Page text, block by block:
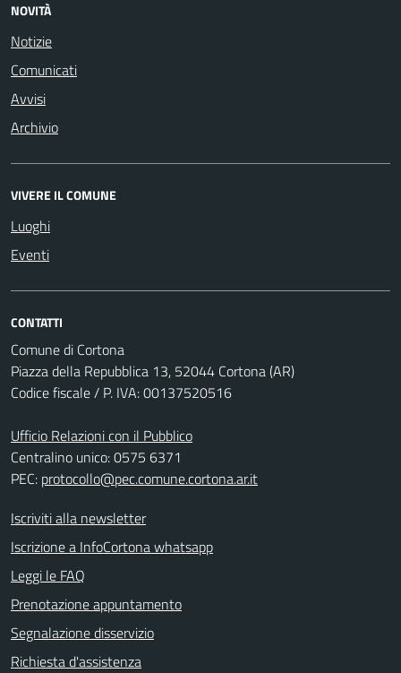
NOVITÀ
Notizie
Comunicati
Avvisi
Archivio
VIVERE IL COMUNE
Luoghi
Eventi
CONTATTI
Comune di Cortona
Piazza della Repubblica 13, 52044 Cortona (AR)
Codice fiscale / P. IVA: 00137520516
Ufficio Relazioni con il Pubblico
Centralino unico: 0575 6371
PEC: protocollo@pec.comune.cortona.ar.it
Iscriviti alla newsletter
Iscrizione a InfoCortona whatsapp
Leggi le FAQ
Prenotazione appuntamento
Segnalazione disservizio
Richiesta d'assistenza